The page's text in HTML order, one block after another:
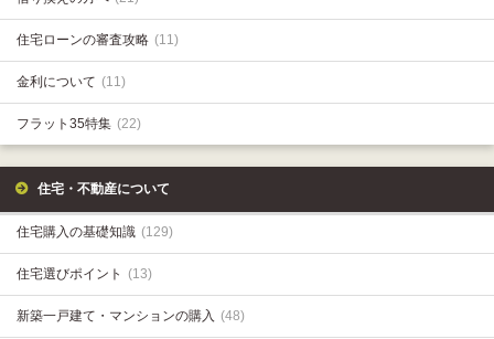
住宅ローンの審査攻略 (11)
金利について (11)
フラット35特集 (22)
住宅・不動産について
住宅購入の基礎知識 (129)
住宅選びポイント (13)
新築一戸建て・マンションの購入 (48)